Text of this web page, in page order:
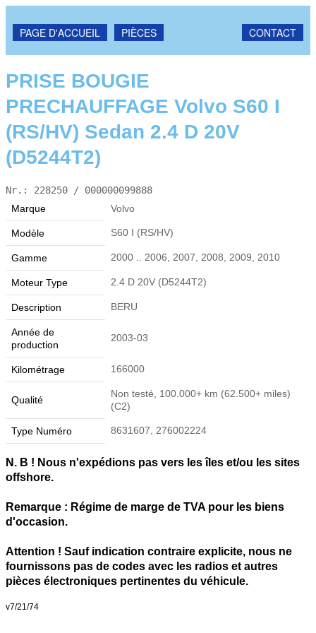
PAGE D'ACCUEIL PIÈCES CONTACT
PRISE BOUGIE
PRECHAUFFAGE Volvo S60 I
(RS/HV) Sedan 2.4 D 20V
(D5244T2)
Nr.: 228250 / 000000099888
Marque
Volvo
Modèle S60 I (RS/HV)
Gamme 2000 .. 2006, 2007, 2008, 2009, 2010
Moteur Type 2.4 D 20V (D5244T2)
Description BERU
Année de
production
2003-03
Kilométrage 166000
Qualité
Non testé, 100.000+ km (62.500+ miles)
(C2)
Type Numéro 8631607, 276002224
N. B ! Nous n'expédions pas vers les îles et/ou les sites
offshore.
Remarque : Régime de marge de TVA pour les biens
d'occasion.
Attention ! Sauf indication contraire explicite, nous ne
fournissons pas de codes avec les radios et autres
pièces électroniques pertinentes du véhicule.
v7/21/74